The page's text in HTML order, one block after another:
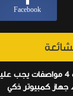
Facebook
هناك 4 مواصفات يجب
جهاز كمبيوتر ذكي